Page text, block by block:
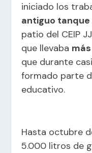
iniciado los
antiguo tanque
patio del CEIP
que llevaba
que durante
formado parte
educativo.
Hasta octubre
5.000 litros de